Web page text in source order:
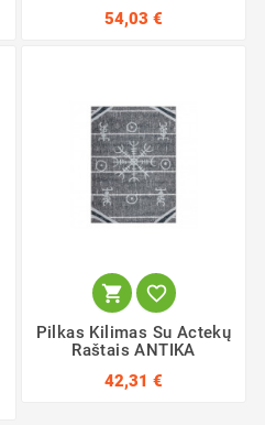
54,03 €
 
Pilkas Kilimas Su Actekų
Raštais ANTIKA
42,31 €